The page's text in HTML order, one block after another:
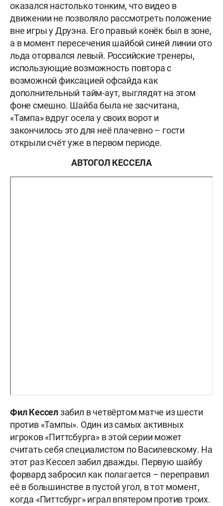
оказался настолько тонким, что видео в
движении не позволяло рассмотреть положение
вне игры у Друэна. Его правый конёк был в зоне,
а в момент пересечения шайбой синей линии ото
льда оторвался левый. Российские тренеры,
использующие возможность повтора с
возможной фиксацией офсайда как
дополнительный тайм-аут, выглядят на этом
фоне смешно. Шайба была не засчитана,
«Тампа» вдруг осела у своих ворот и
закончилось это для неё плачевно – гости
открыли счёт уже в первом периоде.
АВТОГОЛ КЕССЕЛА
Фил Кесселзабил в четвёртом матче из шести
против «Тампы». Один из самых активных
игроков «Питтсбурга» в этой серии может
считать себя специалистом по Василевскому. На
этот раз Кессел забил дважды. Первую шайбу
форвард забросил как полагается – переправил
её в большинстве в пустой угол, в тот момент,
когда «Питтсбург» играл впятером против троих.